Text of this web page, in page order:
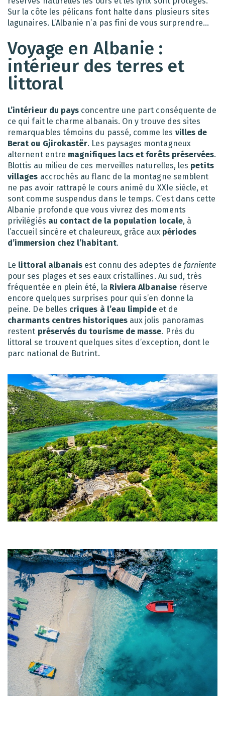
Sur la côte les pélicans font halte dans plusieurs sites
lagunaires. L’Albanie n’a pas fini de vous surprendre…
Voyage en Albanie :
intérieur des terres et
littoral
L’intérieur du pays concentre une part conséquente de
ce qui fait le charme albanais. On y trouve des sites
remarquables témoins du passé, comme les villes de
Berat ou Gjirokastër. Les paysages montagneux
alternent entre magnifiques lacs et forêts préservées.
Blottis au milieu de ces merveilles naturelles, les petits
villages accrochés au flanc de la montagne semblent
ne pas avoir rattrapé le cours animé du XXIe siècle, et
sont comme suspendus dans le temps. C’est dans cette
Albanie profonde que vous vivrez des moments
privilégiés au contact de la population locale, à
l’accueil sincère et chaleureux, grâce aux périodes
d’immersion chez l’habitant.
Le littoral albanais est connu des adeptes de farniente
pour ses plages et ses eaux cristallines. Au sud, très
fréquentée en plein été, la Riviera Albanaiseréserve
encore quelques surprises pour qui s’en donne la
peine. De belles criques à l’eau limpideet de
charmants centres historiquesaux jolis panoramas
restent préservés du tourisme de masse. Près du
littoral se trouvent quelques sites d’exception, dont le
parc national de Butrint.